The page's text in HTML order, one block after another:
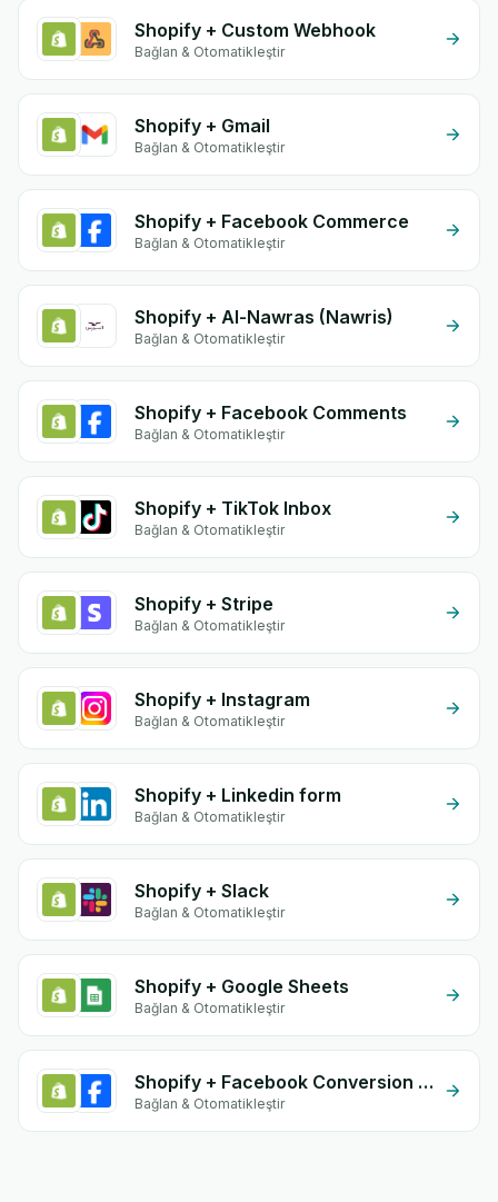
Shopify + Custom Webhook
Bağlan & Otomatikleştir
Shopify + Gmail
Bağlan & Otomatikleştir
Shopify + Facebook Commerce
Bağlan & Otomatikleştir
Shopify + Al-Nawras (Nawris)
Bağlan & Otomatikleştir
Shopify + Facebook Comments
Bağlan & Otomatikleştir
Shopify + TikTok Inbox
Bağlan & Otomatikleştir
Shopify + Stripe
Bağlan & Otomatikleştir
Shopify + Instagram
Bağlan & Otomatikleştir
Shopify + Linkedin form
Bağlan & Otomatikleştir
Shopify + Slack
Bağlan & Otomatikleştir
Shopify + Google Sheets
Bağlan & Otomatikleştir
Shopify + Facebook Conversion API (CAPI)
Bağlan & Otomatikleştir